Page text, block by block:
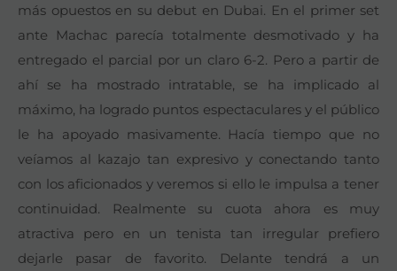
más opuestos en su debut en Dubai. En el primer set
ante Machac parecía totalmente desmotivado y ha
entregado el parcial por un claro 6-2. Pero a partir de
ahí se ha mostrado intratable, se ha implicado al
máximo, ha logrado puntos espectaculares y el público
le ha apoyado masivamente. Hacía tiempo que no
veíamos al kazajo tan expresivo y conectando tanto
con los aficionados y veremos si ello le impulsa a tener
continuidad. Realmente su cuota ahora es muy
atractiva pero en un tenista tan irregular prefiero
dejarle pasar de favorito. Delante tendrá a un